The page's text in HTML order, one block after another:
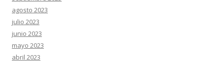
agosto 2023
julio 2023
junio 2023
mayo 2023
abril 2023